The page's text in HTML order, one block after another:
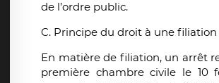
de l’ordre public.
C. Principe du droit à une filiation
En matière de filiation, un arrêt
première chambre civile le 10